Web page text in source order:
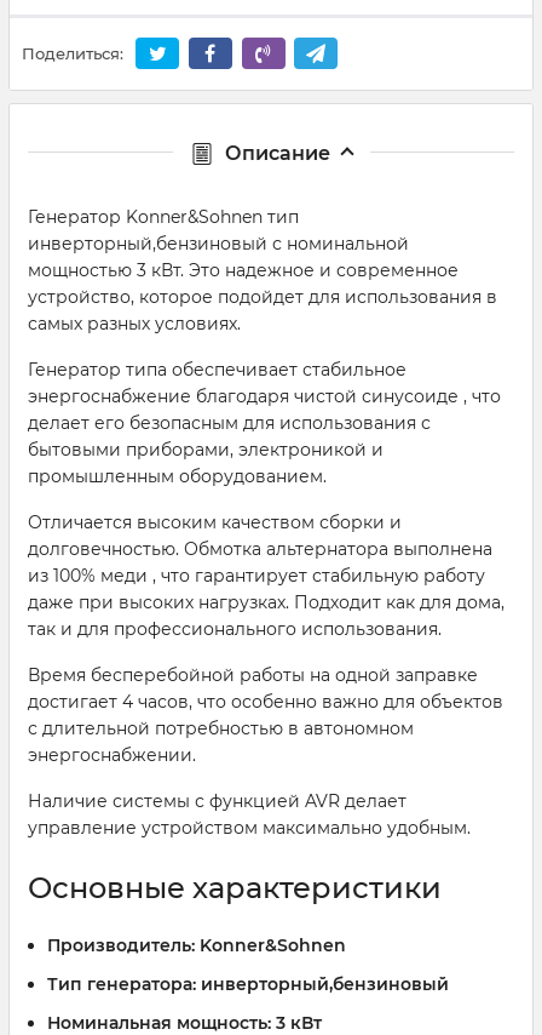
Поделиться:
Описание
Генератор Konner&Sohnen тип
инверторный,бензиновый с номинальной
мощностью 3 кВт. Это надежное и современное
устройство, которое подойдет для использования в
самых разных условиях.
Генератор типа обеспечивает стабильное
энергоснабжение благодаря чистой синусоиде , что
делает его безопасным для использования с
бытовыми приборами, электроникой и
промышленным оборудованием.
Отличается высоким качеством сборки и
долговечностью. Обмотка альтернатора выполнена
из 100% меди , что гарантирует стабильную работу
даже при высоких нагрузках. Подходит как для дома,
так и для профессионального использования.
Время бесперебойной работы на одной заправке
достигает 4 часов, что особенно важно для объектов
с длительной потребностью в автономном
энергоснабжении.
Наличие системы с функцией AVR делает
управление устройством максимально удобным.
Основные характеристики
Производитель: Konner&Sohnen
Тип генератора: инверторный,бензиновый
Номинальная мощность: 3 кВт